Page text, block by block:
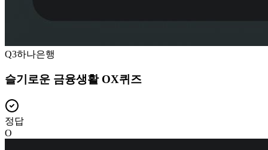
Q3하나은행
슬기로운 금융생활 OX퀴즈
정답
O